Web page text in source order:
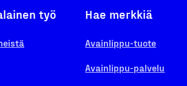
työ Hae merkkiä
Avainlippu-tuote
Avainlippu-palvelu